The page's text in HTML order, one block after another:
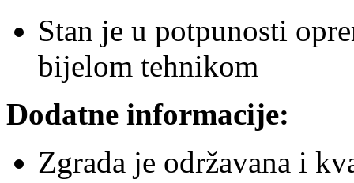
Stan je u potpunosti
bijelom tehnikom
Dodatne informacije:
Zgrada je održavana i